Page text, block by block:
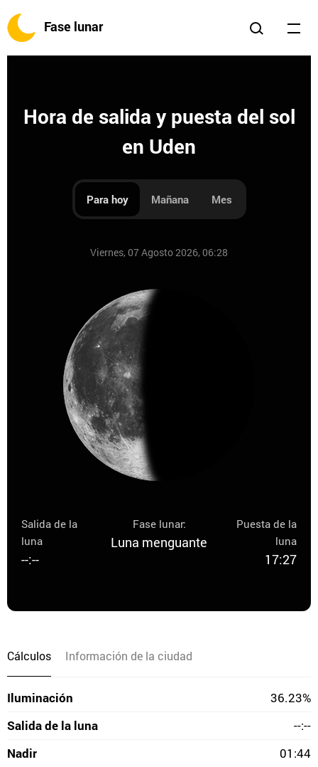
Fase lunar
Hora de salida y puesta del sol
en Uden
Para hoy Mañana Mes
Viernes, 07 Agosto 2026, 06:28
Salida de la
luna
--:--
Fase lunar:
Luna menguante
Puesta de la
luna
17:27
Cálculos Información de la ciudad
Iluminación
36.23%
Salida de la luna
--:--
Nadir
01:44